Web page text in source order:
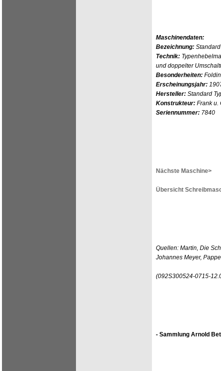
Maschinendaten:
Bezeichnung:
Technik:
und doppelter
Besonderheiten:
Erscheinungsjahr:
Hersteller: Standard
Konstrukteur: Frank u.
Seriennummer: 7840
Nächste Maschine>
Übersicht
Quellen: Martin, Die
Johannes Meyer,
(092S300524-0715-
- Sammlung Arnold